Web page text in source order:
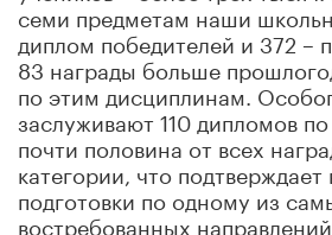
семи предметам наши
диплом победителей и 372 –
83 награды больше
по этим дисциплинам.
заслуживают 110 дипломов
почти половина от всех
категории, что
подготовки по одному из
востребованных